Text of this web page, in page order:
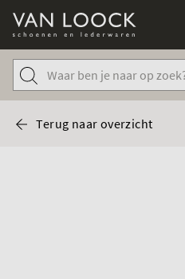
Terug naar overzicht